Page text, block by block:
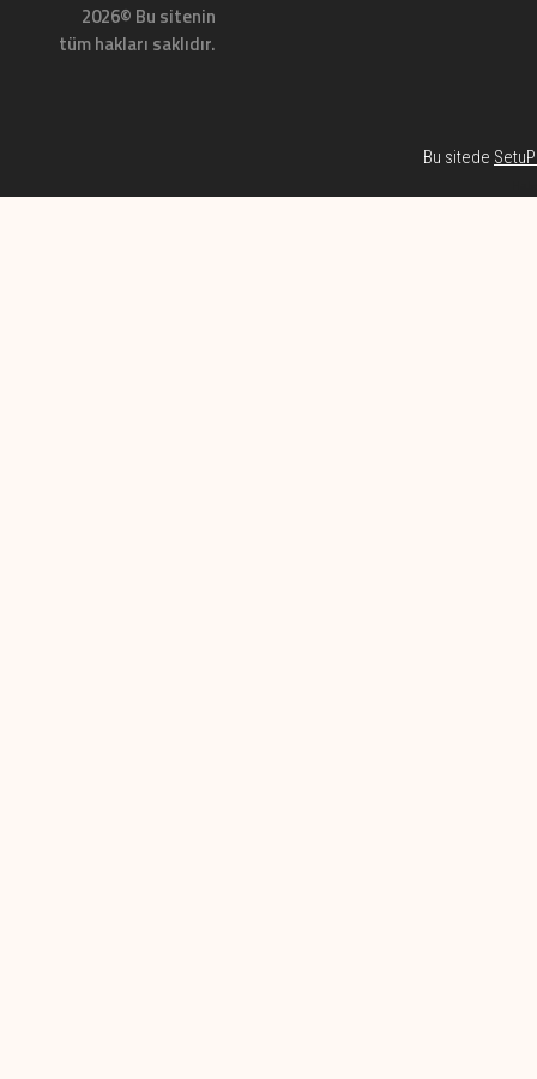
2026© Bu sitenin
tüm hakları saklıdır.
Bu sitede SetuP